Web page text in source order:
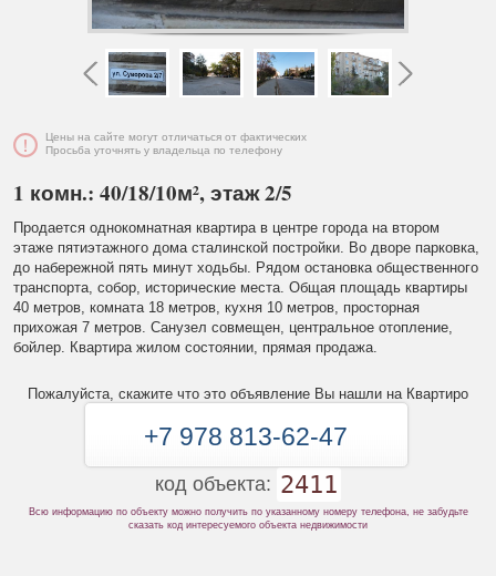
Цены на сайте могут отличаться от фактических
Просьба уточнять у владельца по телефону
1 комн.: 40/18/10м², этаж 2/5
Продается однокомнатная квартира в центре города на втором
этаже пятиэтажного дома сталинской постройки. Во дворе парковка,
до набережной пять минут ходьбы. Рядом остановка общественного
транспорта, собор, исторические места. Общая площадь квартиры
40 метров, комната 18 метров, кухня 10 метров, просторная
прихожая 7 метров. Санузел совмещен, центральное отопление,
бойлер. Квартира жилом состоянии, прямая продажа.
Пожалуйста, скажите что это объявление Вы нашли на Квартиро
+7 978 813-62-47
код объекта: 2411
Всю информацию по объекту можно получить по указанному номеру телефона, не забудьте
сказать код интересуемого объекта недвижимости